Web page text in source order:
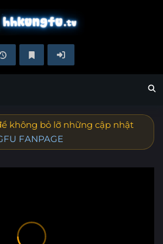
không bỏ lỡ những cập nhật
FANPAGE